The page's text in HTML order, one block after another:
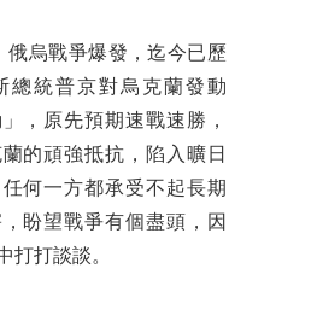
俄烏戰爭爆發，迄今已歷
總統普京對烏克蘭發動
，原先預期速戰速勝，
的頑強抵抗，陷入曠日
何一方都承受不起長期
盼望戰爭有個盡頭，因
打打談談。